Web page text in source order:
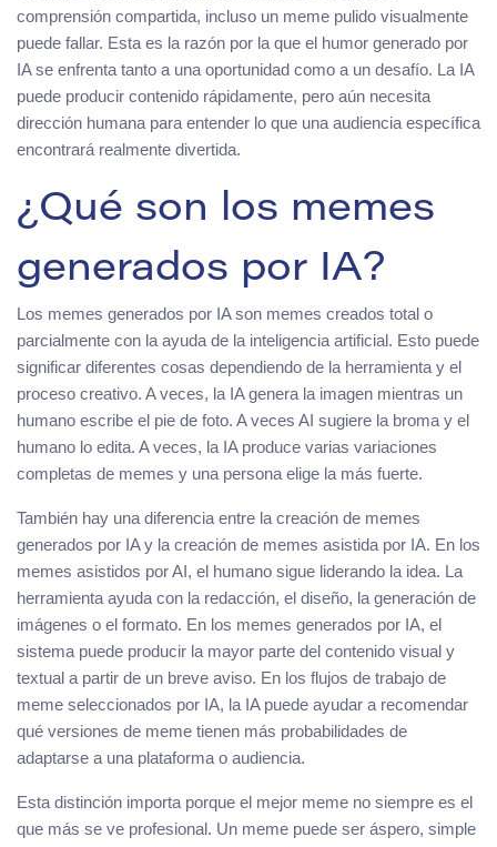
comprensión compartida, incluso un meme pulido visualmente
puede fallar. Esta es la razón por la que el humor generado por
IA se enfrenta tanto a una oportunidad como a un desafío. La IA
puede producir contenido rápidamente, pero aún necesita
dirección humana para entender lo que una audiencia específica
encontrará realmente divertida.
¿Qué son los memes
generados por IA?
Los memes generados por IA son memes creados total o
parcialmente con la ayuda de la inteligencia artificial. Esto puede
significar diferentes cosas dependiendo de la herramienta y el
proceso creativo. A veces, la IA genera la imagen mientras un
humano escribe el pie de foto. A veces AI sugiere la broma y el
humano lo edita. A veces, la IA produce varias variaciones
completas de memes y una persona elige la más fuerte.
También hay una diferencia entre la creación de memes
generados por IA y la creación de memes asistida por IA. En los
memes asistidos por AI, el humano sigue liderando la idea. La
herramienta ayuda con la redacción, el diseño, la generación de
imágenes o el formato. En los memes generados por IA, el
sistema puede producir la mayor parte del contenido visual y
textual a partir de un breve aviso. En los flujos de trabajo de
meme seleccionados por IA, la IA puede ayudar a recomendar
qué versiones de meme tienen más probabilidades de
adaptarse a una plataforma o audiencia.
Esta distinción importa porque el mejor meme no siempre es el
que más se ve profesional. Un meme puede ser áspero, simple